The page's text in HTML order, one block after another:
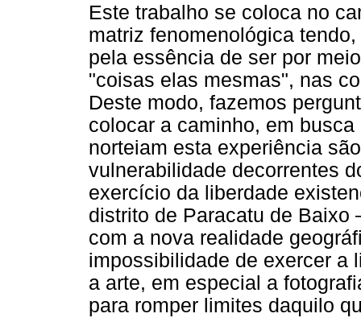
Este trabalho se coloca no
matriz fenomenológica
pela essência de ser por
"coisas elas mesmas", nas
Deste modo, fazemos
colocar a caminho, em
norteiam esta experiência
vulnerabilidade decorrentes
exercício da liberdade
distrito de Paracatu de Baixo
com a nova realidade
impossibilidade de exercer a
a arte, em especial a
para romper limites daquilo